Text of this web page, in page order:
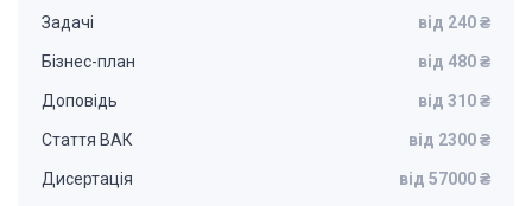
Задачі від 240 ₴
Бізнес-план від 480 ₴
Доповідь від 310 ₴
Стаття ВАК від 2300 ₴
Дисертація від 57000 ₴